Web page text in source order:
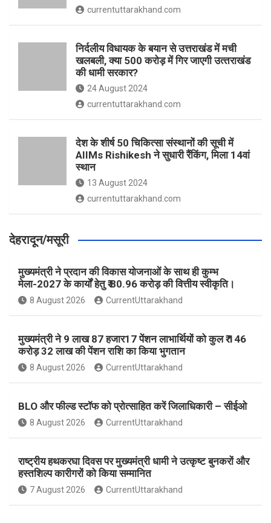
currentuttarakhand.com
निर्दलीय विधायक के बयान से उत्तराखंड में मची
खलबली, क्‍या 500 करोड़ में गिर जाएगी उत्‍तराखंड
की धामी सरकार?
24 August 2024
currentuttarakhand.com
देश के शीर्ष 50 चिकित्सा संस्थानों की सूची में
AIIMs Rishikesh ने सुधारी रैंकिंग, मिला 14वां
स्थान
13 August 2024
currentuttarakhand.com
देहरादून/मसूरी
मुख्यमंत्री ने प्रदान की विकास योजनाओं के साथ ही कुम्भ
मेला-2027 के कार्यों हेतु ₹ 80.96 करोड़ की वित्तीय स्वीकृति।
8 August 2026 CurrentUttarakhand
मुख्यमंत्री ने 9 लाख 87 हजार17 पेंशन लाभार्थियों को कुल ₹ 146
करोड़ 32 लाख की पेंशन राशि का किया भुगतान
8 August 2026 CurrentUttarakhand
BLO और फील्ड स्टॉफ को प्रोत्साहित करें जिलाधिकारी – सीईओ
8 August 2026 CurrentUttarakhand
राष्ट्रीय हथकरघा दिवस पर मुख्यमंत्री धामी ने उत्कृष्ट बुनकरों और
हस्तशिल्प कारीगरों को किया सम्मानित
7 August 2026 CurrentUttarakhand